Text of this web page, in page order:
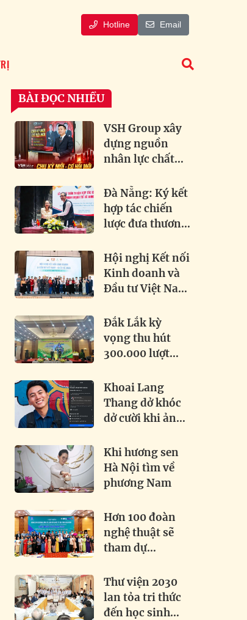
Hotline Email
BÀI ĐỌC NHIỀU
VSH Group xây
dựng nguồn
nhân lực chất
dầu xu hướng
bất động sản
Đà Nẵng: Ký kết
hợp tác chiến
lược đưa thương
của Đức về Việt
Nam
Hội nghị Kết nối
Kinh doanh và
Đầu tư Việt Nam
Khai phá tiềm
năng, thúc đẩy
hợp tác toàn cầu
Đắk Lắk kỳ
vọng thu hút
300.000 lượt
Sầu riêng 2026
Khoai Lang
Thang dở khóc
dở cười khi ảnh
đánh bản quyền
Khi hương sen
Hà Nội tìm về
phương Nam
Hơn 100 đoàn
nghệ thuật sẽ
tham dự
Dân vũ Quốc tế
2026 tại Điện
Biên
Thư viện 2030
lan tỏa tri thức
đến học sinh